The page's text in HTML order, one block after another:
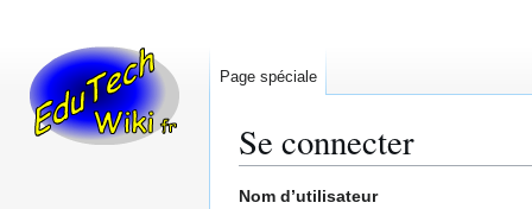
Se connecter
Aller
Aller
Nom d’utilisateur
Page spéciale